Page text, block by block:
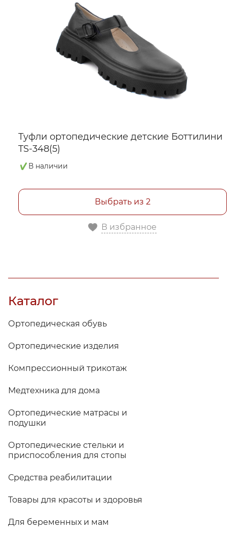
Туфли ортопедические детские Боттилини
TS-348(5)
В наличии
Выбрать из 2
В избранное
Каталог
Ортопедическая обувь
Ортопедические изделия
Компрессионный трикотаж
Медтехника для дома
Ортопедические матрасы и
подушки
Ортопедические стельки и
приспособления для стопы
Средства реабилитации
Товары для красоты и здоровья
Для беременных и мам